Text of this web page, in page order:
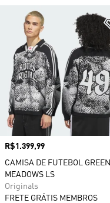
Preço
R$1.399,99
CAMISA DE FUTEBOL GREEN
MEADOWS LS
Originals
FRETE GRÁTIS MEMBROS